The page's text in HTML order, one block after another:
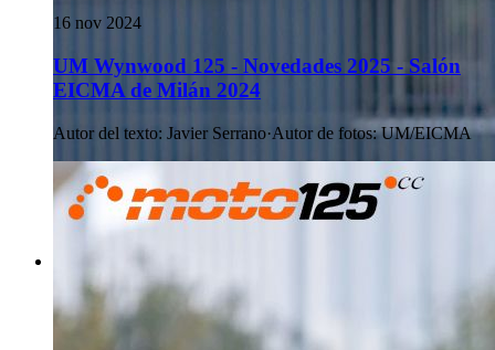
16 nov 2024
UM Wynwood 125 - Novedades 2025 - Salón
EICMA de Milán 2024
Autor del texto: Javier Serrano·Autor de fotos: UM/EICMA